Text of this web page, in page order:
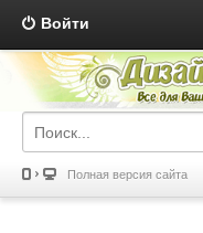
Войти
Полная версия сайта